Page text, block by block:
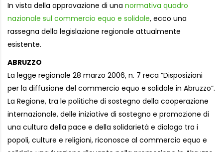
In vista della approvazione di una normativa quadro
nazionale sul commercio equo e solidale, ecco una
rassegna della legislazione regionale attualmente
esistente.
ABRUZZO
La legge regionale 28 marzo 2006, n. 7 reca “Disposizioni
per la diffusione del commercio equo e solidale in Abruzzo”.
La Regione, tra le politiche di sostegno della cooperazione
internazionale, delle iniziative di sostegno e promozione di
una cultura della pace e della solidarietà e dialogo tra i
popoli, culture e religioni, riconosce al commercio equo e